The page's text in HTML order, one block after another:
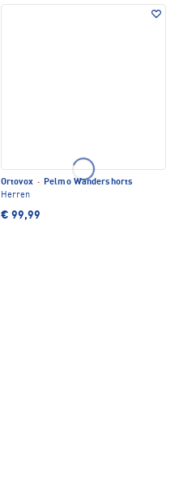
Ortovox · Pelmo Wandershorts
Herren
€ 99,99